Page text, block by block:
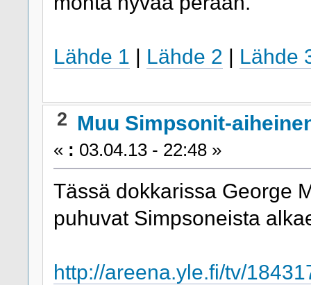
Lähde 1 | Lähde 2 | Lähde
2 Muu Simpsonit-
« : 03.04.13 - 22:48 »
Tässä dokkarissa George
puhuvat Simpsoneista
http://areena.yle.fi/tv/